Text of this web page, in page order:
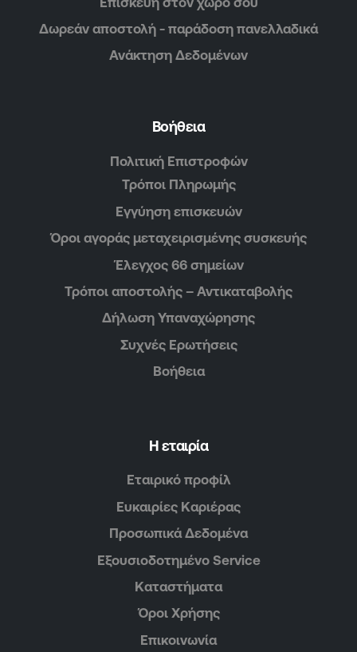
Δωρεάν αποστολή - παράδοση πανελλαδικά
Ανάκτηση Δεδομένων
Βοήθεια
Πολιτική Επιστροφών
Τρόποι Πληρωμής
Εγγύηση επισκευών
Όροι αγοράς μεταχειρισμένης συσκευής
Έλεγχος 66 σημείων
Τρόποι αποστολής – Αντικαταβολής
Δήλωση Υπαναχώρησης
Συχνές Ερωτήσεις
Βοήθεια
Η εταιρία
Εταιρικό προφίλ
Ευκαιρίες Καριέρας
Προσωπικά Δεδομένα
Εξουσιοδοτημένο Service
Καταστήματα
Όροι Χρήσης
Επικοινωνία